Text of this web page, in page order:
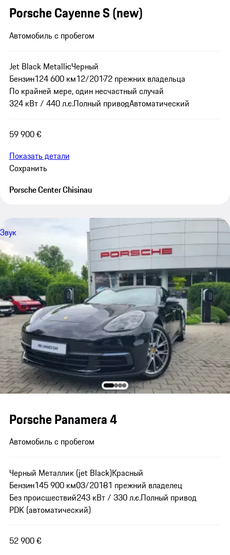
Porsche Cayenne S (new)
Автомобиль с пробегом
Jet Black MetallicЧерный
Бензин124 600 км12/20172 прежних владельца
По крайней мере, один несчастный случай
324 кВт / 440 л.с.Полный приводАвтоматический
59 900 €
Показать детали
Сохранить
Porsche Center Chisinau
Звук
Porsche Panamera 4
Автомобиль с пробегом
Черный Металлик (jet Black)Красный
Бензин145 900 км03/20181 прежний владелец
Без происшествий243 кВт / 330 л.с.Полный привод
PDK (автоматический)
52 900 €